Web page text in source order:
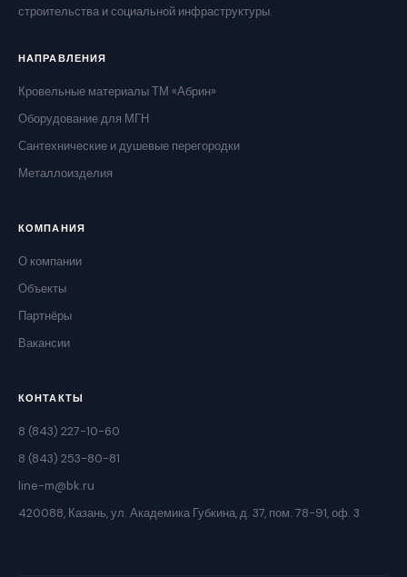
строительства и социальной инфраструктуры.
НАПРАВЛЕНИЯ
Кровельные материалы ТМ «Абрин»
Оборудование для МГН
Сантехнические и душевые перегородки
Металлоизделия
КОМПАНИЯ
О компании
Объекты
Партнёры
Вакансии
КОНТАКТЫ
8 (843) 227-10-60
8 (843) 253-80-81
line-m@bk.ru
420088, Казань, ул. Академика Губкина, д. 37, пом. 78-91, оф. 3